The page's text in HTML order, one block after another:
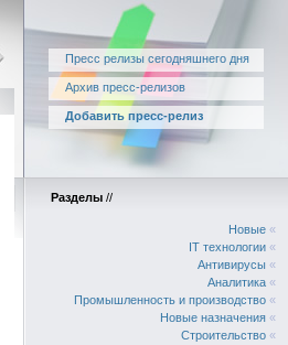
Пресс релизы сегодняшнего дня
Архив пресс-релизов
Добавить пресс-релиз
Разделы //
Новые «
IT технологии «
Антивирусы «
Аналитика «
Промышленность и производство «
Новые назначения «
Строительство «